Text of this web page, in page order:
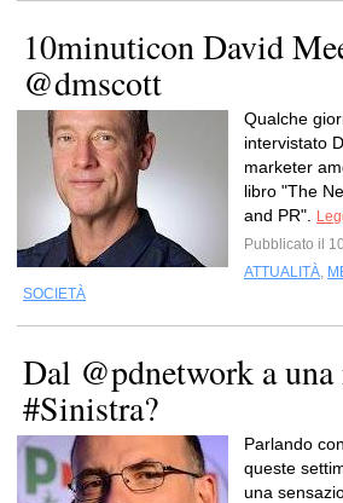
10minuticon David
@dmscott
Qualche
intervistato
marketer
libro "The
and PR".
Pubblicato il
ATTUALITÀ,
SOCIETÀ
Dal @pdnetwork a una
#Sinistra?
Parlando
queste
una